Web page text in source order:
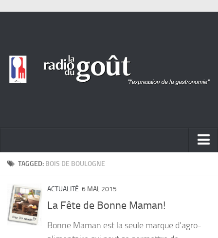
ACTUALITÉ
PORTRAITS
LIVRES
TAGGED: BOIS DE BOULOGNE
ACTUALITÉ 6 MAI, 2015
La Fête de Bonne Maman!
Bonne Maman est la seule marque d’agro-